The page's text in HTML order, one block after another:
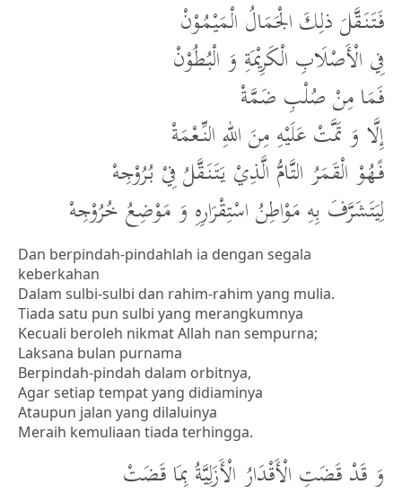
فَتَنَقَّلَ ذلِكَ الْجَمَالُ الْمَيْمُوْنْ
فِي الْأَصْلَابِ الْكَرِيْمَةِ وَ الْبُطُوْنْ
فَمَا مِنْ صُلْبِ ضَمَّةْ
إِلَّا وَ تَمَّتْ عَلَيْهِ مِنَ اللهِ النِّعْمَةْ
فًهُوْ الْقَمَرُ التَّامُّ الَّذِيْ يَتَنَقَّلُ فِيْ بُرُوْجِهْ
لِيَتَشَرَّفَ بِهِ مَوْاطِنُ اسْتِقْرَارِهِ وَ مَوْضِعُ خُرُوْجِهْ
Dan berpindah-pindahlah ia dengan segala
keberkahan
Dalam sulbi-sulbi dan rahim-rahim yang mulia.
Tiada satu pun sulbi yang merangkumnya
Kecuali beroleh nikmat Allah nan sempurna;
Laksana bulan purnama
Berpindah-pindah dalam orbitnya,
Agar setiap tempat yang didiaminya
Ataupun jalan yang dilaluinya
Meraih kemuliaan tiada terhingga.
وَ قَدْ قَضَتِ الْأَقْدَارُ الْأَزَلِيَّةُ بِمَا قَضَتْ